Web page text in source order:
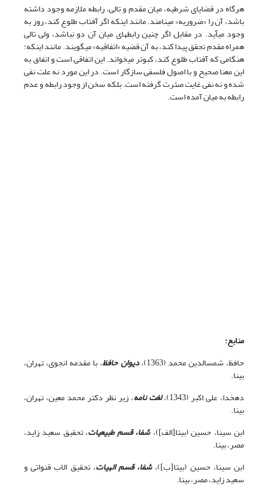
هرگاه در قضایای شرطیه، میان مقدم و تالی، رابطه ملازمه وجود داشته
باشد، آن را «ضروریه» می‏نامند. مانند اینکه اگر آفتاب طلوع کند، روز به
وجود می‏آید. در مقابل اگر چنین رابطه‏ای میان آن دو نباشد، ولی تالی
همراه مقدم تحقق پیدا کند، به آن قضیه «اتفاقیه» می‏گویند. مانند اینکه:
هنگامی که آفتاب طلوع کند، کبوتر میخواند. این اتفاقی است و اتفاق به
این معنا صحیح و با اصول فلسفی سازگار است. در این مورد نه علت نفی
شده و نه نفی غایت صئرت گرفته است. بلکه سخن از وجود رابطه و عدم
رابطه به میان آمده است.
منابع:
حافظ، شمس‏الدین محمد (1363)،
دیوان حافظ، با مقدمه انجوی، تهران،
بی‏نا.
دهخدا، علی اکبر (1343)،
لغت نامه، زیر نظر دکتر محمد معین، تهران،
بی‏نا.
ابن سینا، حسین (بی‏تا[الف])،شفا، قسم طبیعیات، تحقیق سعید زاید،
مصر، بی‏نا.
ابن سینا، حسین (بی‏تا[ب])،شفا، قسم الهیات، تحقیق الاب قنواتی و
سعید زاید، مصر، بی‏نا.